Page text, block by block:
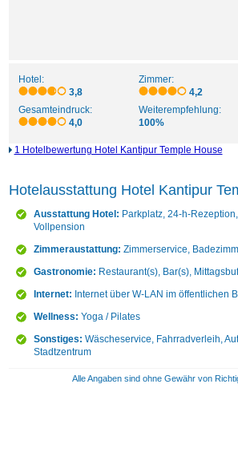
Hotel:
3,8
Zimmer:
4,2
Gesamteindruck:
4,0
Weiterempfehlung:
100%
1 Hotelbewertung Hotel Kantipur Temple House
Hotelausstattung Hotel Kantipur
Ausstattung Hotel: Parkplatz, 24-h-
Vollpension
Zimmeraustattung: Zimmerservice,
Gastronomie: Restaurant(s), Bar(s),
Internet: Internet über W-LAN im öffentlichen
Wellness: Yoga / Pilates
Sonstiges: Wäscheservice, Fahrradverleih,
Stadtzentrum
Alle Angaben sind ohne Gewähr von